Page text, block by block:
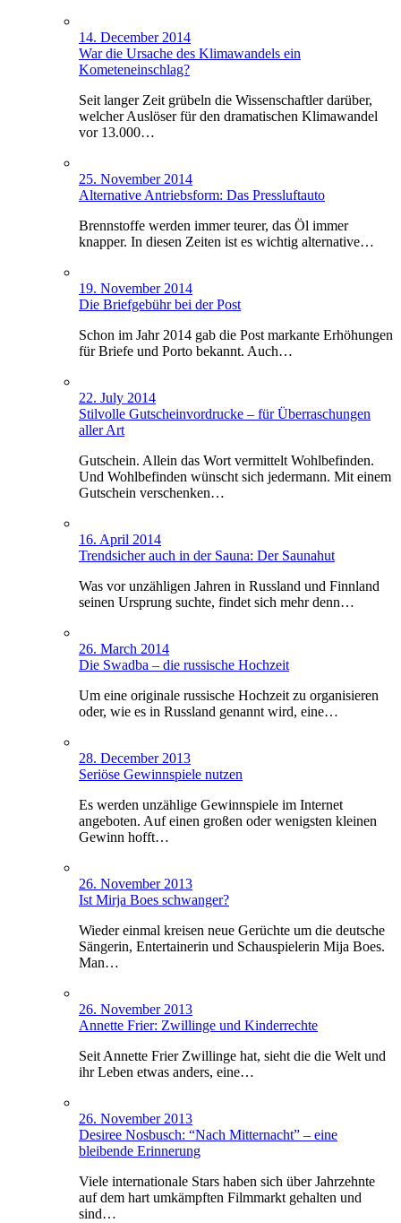
14. December 2014
War die Ursache des Klimawandels ein
Kometeneinschlag?
Seit langer Zeit grübeln die Wissenschaftler darüber,
welcher Auslöser für den dramatischen Klimawandel
vor 13.000…
25. November 2014
Alternative Antriebsform: Das Pressluftauto
Brennstoffe werden immer teurer, das Öl immer
knapper. In diesen Zeiten ist es wichtig alternative…
19. November 2014
Die Briefgebühr bei der Post
Schon im Jahr 2014 gab die Post markante Erhöhungen
für Briefe und Porto bekannt. Auch…
22. July 2014
Stilvolle Gutscheinvordrucke – für Überraschungen
aller Art
Gutschein. Allein das Wort vermittelt Wohlbefinden.
Und Wohlbefinden wünscht sich jedermann. Mit einem
Gutschein verschenken…
16. April 2014
Trendsicher auch in der Sauna: Der Saunahut
Was vor unzähligen Jahren in Russland und Finnland
seinen Ursprung suchte, findet sich mehr denn…
26. March 2014
Die Swadba – die russische Hochzeit
Um eine originale russische Hochzeit zu organisieren
oder, wie es in Russland genannt wird, eine…
28. December 2013
Seriöse Gewinnspiele nutzen
Es werden unzählige Gewinnspiele im Internet
angeboten. Auf einen großen oder wenigsten kleinen
Gewinn hofft…
26. November 2013
Ist Mirja Boes schwanger?
Wieder einmal kreisen neue Gerüchte um die deutsche
Sängerin, Entertainerin und Schauspielerin Mija Boes.
Man…
26. November 2013
Annette Frier: Zwillinge und Kinderrechte
Seit Annette Frier Zwillinge hat, sieht die die Welt und
ihr Leben etwas anders, eine…
26. November 2013
Desiree Nosbusch: “Nach Mitternacht” – eine
bleibende Erinnerung
Viele internationale Stars haben sich über Jahrzehnte
auf dem hart umkämpften Filmmarkt gehalten und
sind…